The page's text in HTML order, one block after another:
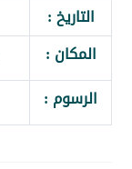
التاريخ :
المكان :
الرسوم :